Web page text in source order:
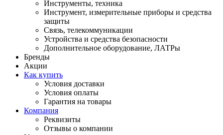
Инструменты, техника
Инструмент, измерительные приборы и средства
защиты
Связь, телекоммуникации
Устройства и средства безопасности
Дополнительное оборудование, ЛАТРы
Бренды
Акции
Как купить
Условия доставки
Условия оплаты
Гарантия на товары
Компания
Реквизиты
Отзывы о компании